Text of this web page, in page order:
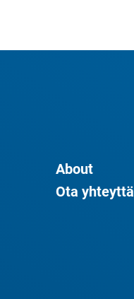
About
Ota yhteyttä